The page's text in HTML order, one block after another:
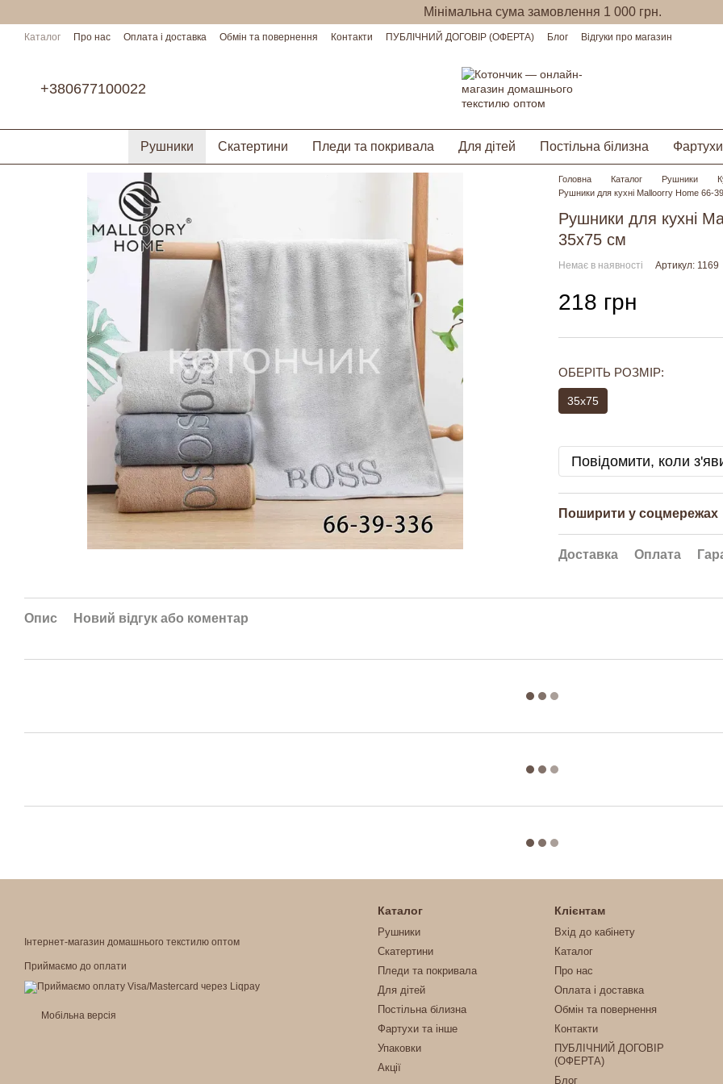
Мінімальна сума замовлення 1 000 грн.
Каталог Про нас Оплата і доставка Обмін та повернення Контакти ПУБЛІЧНИЙ ДОГОВІР (ОФЕРТА) Блог
Відгуки про магазин
+380677100022
Рушники Скатертини Пледи та покривала Для дітей Постільна білизна
Головна Каталог Рушники
Рушники для кухні Malloorry Home 66-
Рушники для кухні
35х75 см
Немає в наявності Артикул: 1169
218 грн
ОБЕРІТЬ РОЗМІР:
35x75
Повідомити, коли
Поширити у соцмережах
Доставка Оплата
Опис Новий відгук або коментар
Інтернет-магазин домашнього текстилю оптом
Приймаємо до оплати
Мобільна версія
Каталог
Рушники
Скатертини
Пледи та покривала
Для дітей
Постільна білизна
Фартухи та інше
Упаковки
Акції
Клієнтам
Вхід до кабінету
Каталог
Про нас
Оплата і доставка
Обмін та повернення
Контакти
ПУБЛІЧНИЙ ДОГОВІР
(ОФЕРТА)
Блог